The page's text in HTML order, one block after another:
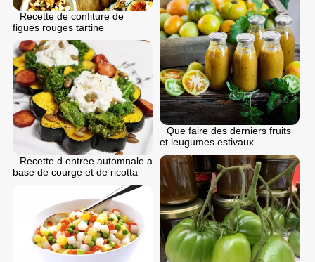
Recette de confiture de
figues rouges tartine
Que faire des derniers fruits
et leugumes estivaux
Recette d entree automnale a
base de courge et de ricotta